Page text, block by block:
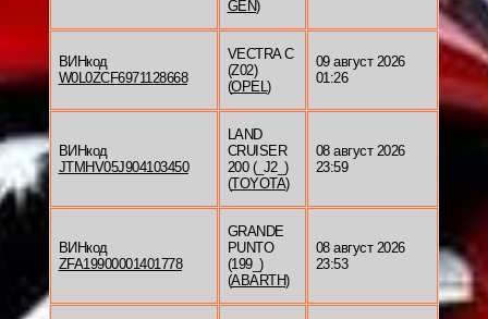
GEN)
ВИНкод
W0L0ZCF6971128668
VECTRA C
(Z02)
(OPEL)
09 август 2026
01:26
ВИНкод
JTMHV05J904103450
LAND
CRUISER
200 (_J2_)
(TOYOTA)
08 август 2026
23:59
ВИНкод
ZFA19900001401778
GRANDE
PUNTO
(199_)
(ABARTH)
08 август 2026
23:53